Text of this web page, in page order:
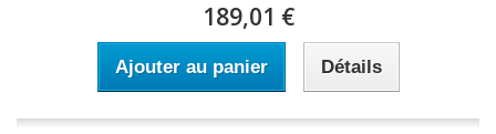
189,01 €
Ajouter au panier Détails